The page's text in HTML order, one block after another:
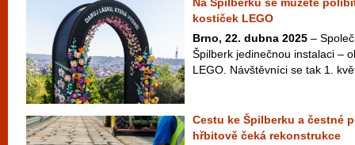
kostiček LEGO
Brno, 22. dubna 2025 –
Špilberk jedinečnou instalaci –
LEGO. Návštěvníci se tak 1.
Cestu ke Špilberku a čestné
hřbitově čeká rekonstrukce